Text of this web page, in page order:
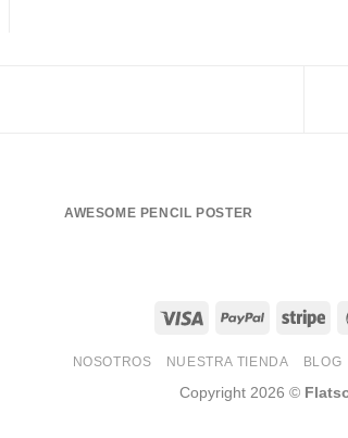
AWESOME PENCIL POSTER
NOSOTROS NUESTRA TIENDA BLOG
Copyright 2026 ©